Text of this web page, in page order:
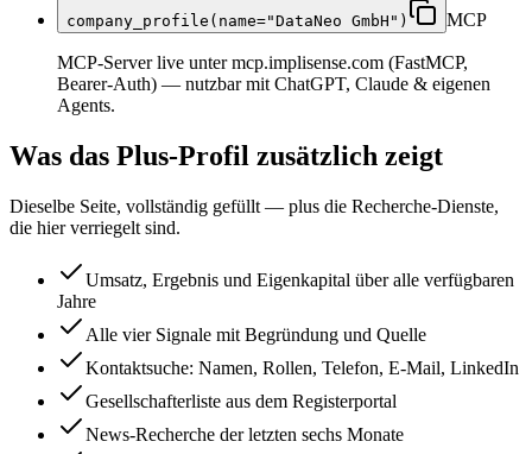
company_profile(name="DataNeo GmbH") MCP
MCP-Server live unter mcp.implisense.com (FastMCP,
Bearer-Auth) — nutzbar mit ChatGPT, Claude & eigenen
Agents.
Was das Plus-Profil zusätzlich zeigt
Dieselbe Seite, vollständig gefüllt — plus die Recherche-Dienste,
die hier verriegelt sind.
Umsatz, Ergebnis und Eigenkapital über alle verfügbaren
Jahre
Alle vier Signale mit Begründung und Quelle
Kontaktsuche: Namen, Rollen, Telefon, E-Mail, LinkedIn
Gesellschafterliste aus dem Registerportal
News-Recherche der letzten sechs Monate